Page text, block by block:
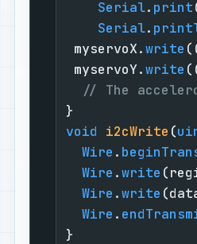
Serial. print
Serial.
myservoX.write
myservoY.write
// The
void i2cWrite (
Wire .
Wire .write
Wire .write
Wire .